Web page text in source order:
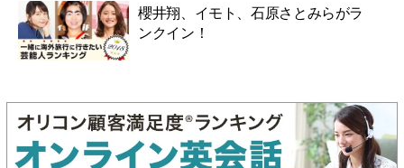
櫻井翔、イモト、石原さとみらがラ
ンクイン！